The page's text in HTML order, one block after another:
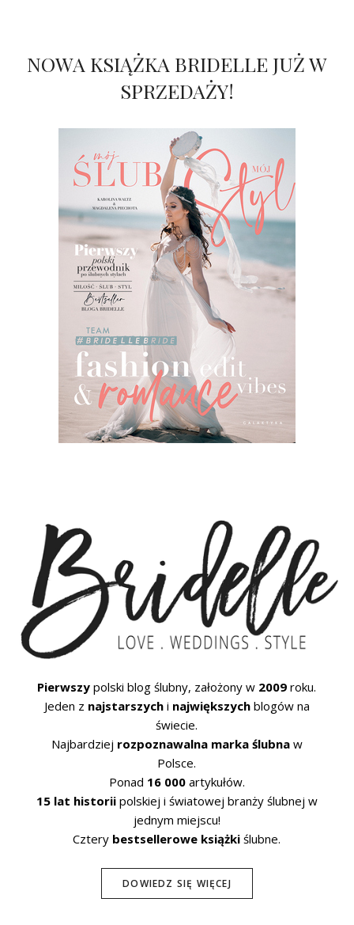
NOWA KSIĄŻKA BRIDELLE JUŻ W
SPRZEDAŻY!
Pierwszy polski blog ślubny, założony w 2009 roku.
Jeden z najstarszychi największychblogów na
świecie.
Najbardziej rozpoznawalna marka ślubnaw
Polsce.
Ponad 16 000artykułów.
15 lat historiipolskiej i światowej branży ślubnej w
jednym miejscu!
Cztery bestsellerowe książki ślubne.
DOWIEDZ SIĘ WIĘCEJ